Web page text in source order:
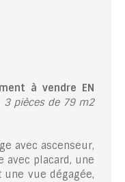
à vendre EN
3 pièces de 79 m2
avec ascenseur,
avec placard, une
vue dégagée,